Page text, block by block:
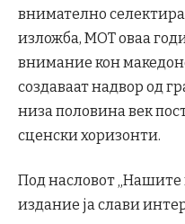
внимателно
изложба, МОТ оваа
внимание кон
создаваат надвор од
низа половина век
сценски хоризонти.
Под насловот „Нашите
издание ја слави